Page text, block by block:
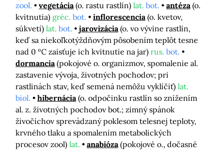
zool.
vegetácia (o. rastu rastlín) lat. bot. antéza (o.
kvitnutia) gréc. bot. inflorescencia (o. kvetov,
súkvetí) lat. bot. jarovizácia (o. vo vývine rastlín,
keď sa niekoľkotýždňovým pôsobením teplôt tesne
nad 0 ºC zaisťuje ich kvitnutie na jar) rus. bot.
dormancia (pokojové o. organizmov, spomalenie al.
zastavenie vývoja, životných pochodov; pri
rastlinách stav, keď semená nemôžu vyklíčiť) lat.
biol.
hibernácia (o. odpočinku rastlín so znížením
al. z. životných pochodov bot.; zimný spánok
živočíchov sprevádzaný poklesom telesnej teploty,
krvného tlaku a spomalením metabolických
procesov zool) lat. anabióza (pokojové o., dočasné